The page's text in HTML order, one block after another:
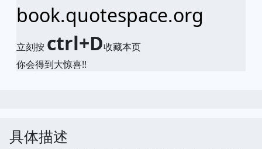
book.quotespace.org
立刻按 ctrl+D收藏本页
你会得到大惊喜!!
具体描述